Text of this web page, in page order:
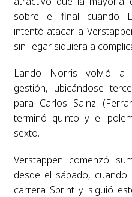
sobre el final cuando
intentó atacar a
sin llegar siquiera a
Lando Norris volvió a
gestión, ubicándose
para Carlos Sainz
terminó quinto y el
sexto.
Verstappen comenzó
desde el sábado,
carrera Sprint y siguió